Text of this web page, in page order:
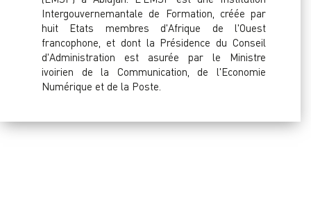
Intergouvernemantale de Formation, créée par
huit Etats membres d'Afrique de l'Ouest
francophone, et dont la Présidence du Conseil
d'Administration est asurée par le Ministre
ivoirien de la Communication, de l'Economie
Numérique et de la Poste.